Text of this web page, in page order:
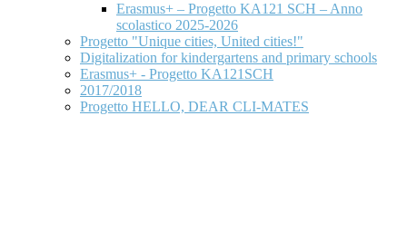
Erasmus+ – Progetto KA121 SCH – Anno
scolastico 2025-2026
Progetto "Unique cities, United cities!"
Digitalization for kindergartens and primary schools
Erasmus+ - Progetto KA121SCH
2017/2018
Progetto HELLO, DEAR CLI-MATES